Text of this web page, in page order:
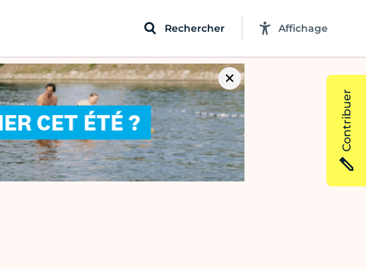
Rechercher Affichage
Contribuer